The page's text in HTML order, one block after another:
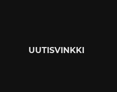
UUTISVINKKI